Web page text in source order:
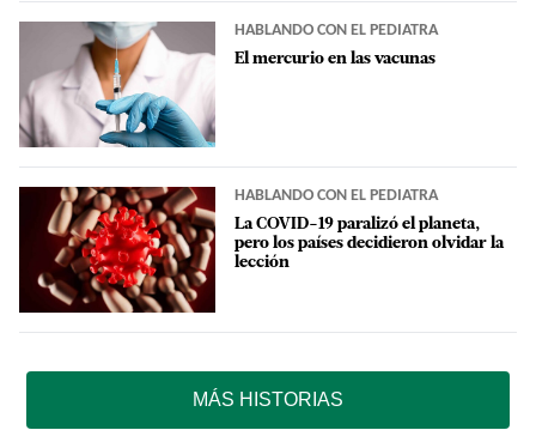
HABLANDO CON EL PEDIATRA
El mercurio en las vacunas
HABLANDO CON EL PEDIATRA
La COVID-19 paralizó el planeta,
pero los países decidieron olvidar la
lección
MÁS HISTORIAS